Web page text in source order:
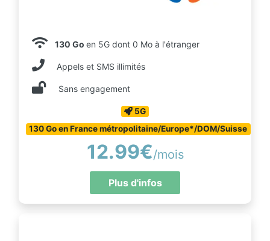
130 Go en 5G dont 0 Mo à l'étranger
Appels et SMS illimités
Sans engagement
5G
130 Go en France métropolitaine/Europe*/DOM/Suisse
12.99€/mois
Plus d'infos